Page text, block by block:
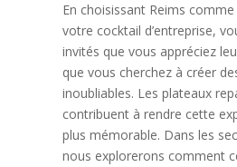
En choisissant Reims
votre cocktail d’entreprise,
invités que vous appréciez
que vous cherchez à créer
inoubliables. Les plateaux
contribuent à rendre cette
plus mémorable. Dans les
nous explorerons comment